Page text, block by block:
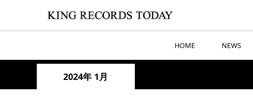
HOME NEWS
2024年 1月